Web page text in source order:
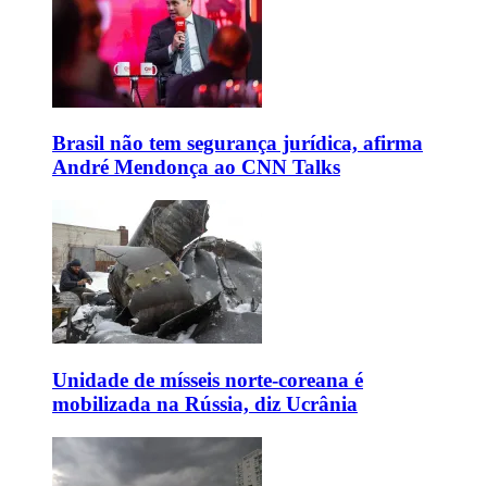
Brasil não tem segurança jurídica, afirma
André Mendonça ao CNN Talks
Unidade de mísseis norte-coreana é
mobilizada na Rússia, diz Ucrânia